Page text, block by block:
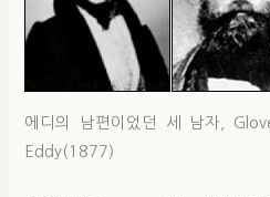
에디의 남편이었던 세 남자,
Eddy(1877)